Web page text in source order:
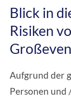
Blick in
Risiken
Aufgrund der
Personen und